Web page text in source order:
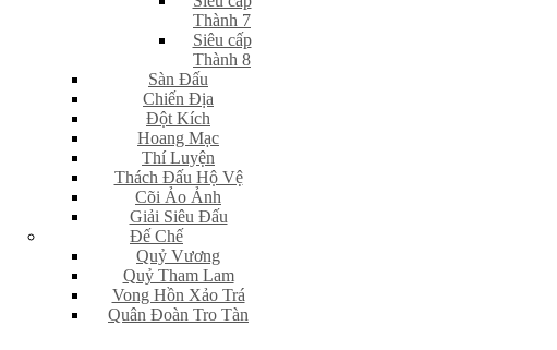
Thành 7
Siêu cấp
Thành 8
Sàn Đấu
Chiến Địa
Đột Kích
Hoang Mạc
Thí Luyện
Thách Đấu Hộ Vệ
Cõi Ảo Ảnh
Giải Siêu Đấu
Đế Chế
Quỷ Vương
Quỷ Tham Lam
Vong Hồn Xảo Trá
Quân Đoàn Tro Tàn